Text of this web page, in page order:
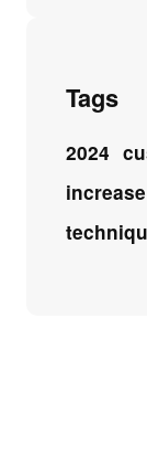
Tags
2024
increase